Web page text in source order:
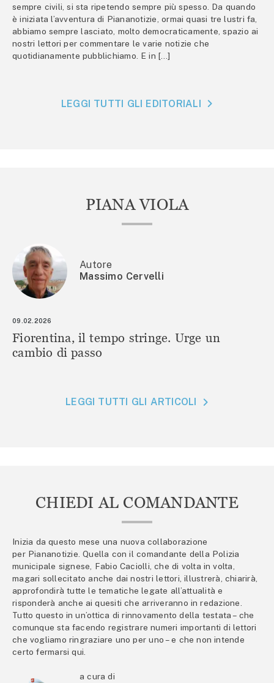
sempre civili, si sta ripetendo sempre più spesso. Da quando
è iniziata l’avventura di Piananotizie, ormai quasi tre lustri fa,
abbiamo sempre lasciato, molto democraticamente, spazio ai
nostri lettori per commentare le varie notizie che
quotidianamente pubblichiamo. E in […]
LEGGI TUTTI GLI EDITORIALI
PIANA VIOLA
Autore
Massimo Cervelli
09.02.2026
Fiorentina, il tempo stringe. Urge un
cambio di passo
LEGGI TUTTI GLI ARTICOLI
CHIEDI AL COMANDANTE
Inizia da questo mese una nuova collaborazione
per Piananotizie. Quella con il comandante della Polizia
municipale signese, Fabio Caciolli, che di volta in volta,
magari sollecitato anche dai nostri lettori, illustrerà, chiarirà,
approfondirà tutte le tematiche legate all’attualità e
risponderà anche ai quesiti che arriveranno in redazione.
Tutto questo in un’ottica di rinnovamento della testata – che
comunque sta facendo registrare numeri importanti di lettori
che vogliamo ringraziare uno per uno – e che non intende
certo fermarsi qui.
a cura di